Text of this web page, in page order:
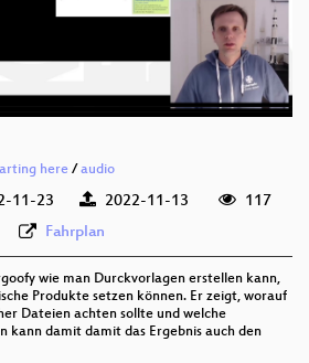
deu 576p (mp4)
deu 576p (webm)
here / audio
11-23 2022-11-13
117
Fahrplan
wie man Durckvorlagen erstellen kann,
Produkte setzen können. Er zeigt, worauf
Dateien achten sollte und welche
kann damit damit das Ergebnis auch den